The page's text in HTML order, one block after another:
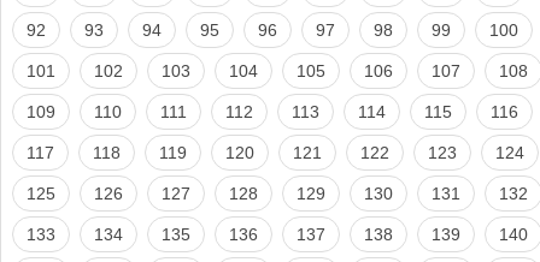
92 93 94 95 96 97 98 99 100
101 102 103 104 105 106 107 108
109 110 111 112 113 114 115 116
117 118 119 120 121 122 123 124
125 126 127 128 129 130 131 132
133 134 135 136 137 138 139 140